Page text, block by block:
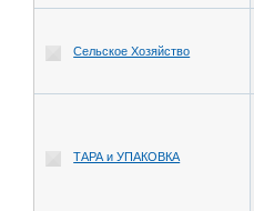
Сельское Хозяйство
ТАРА и УПАКОВКА